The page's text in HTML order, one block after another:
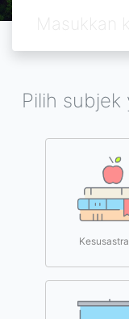
Pilih subjek